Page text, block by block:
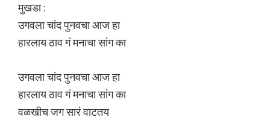
मुखडा :
उगवला चांद पुनवचा आज हा
हारलाय ठाव गं मनाचा सांग का
उगवला चांद पुनवचा आज हा
हारलाय ठाव गं मनाचा सांग का
वळखीच जग सारं वाटतय